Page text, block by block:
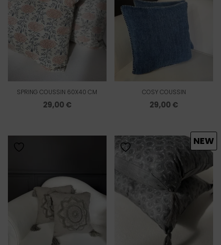
SPRING COUSSIN 60X40 CM
29,00€
COSY COUSSIN
29,00€
NEW